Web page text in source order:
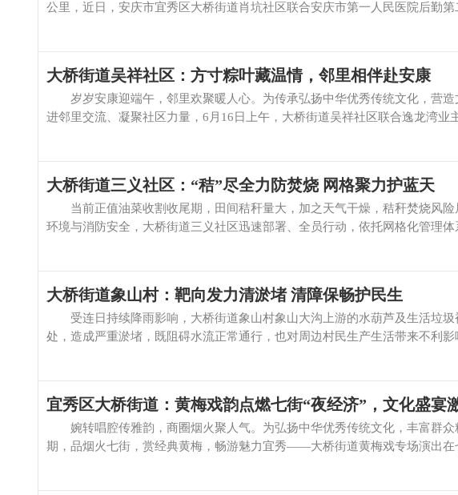
公里，近日，安庆市宜秀区大桥街道肖坑社区联合安庆市第一人民医院后勤
大桥街道吴祥社区：方寸粽叶藏温情，邻里相伴赴安康
岁岁安康迎端午，邻里欢聚暖人心。为传承弘扬中华优秀传统文化，营造
进邻里交流、凝聚社区力量，6月16日上午，大桥街道吴祥社区联合逸龙湾业
大桥街道三义社区：“秸”尽全力防焚烧 网格聚力护蓝天
当前正值油菜收割收尾期，田间秸秆量大，加之天气干燥，秸秆焚烧风险
环境与消防安全，大桥街道三义社区迅速部署、全员行动，依托网格化管理
大桥街道象山村：靶向发力清淤堵 清障保畅护民生
受连日持续降雨影响，大桥街道象山村象山大沟上游的水葫芦及生活垃圾
处，造成严重淤堵，既阻碍水流正常通行，也对周边村民生产生活带来不利
宜秀区大桥街道：黄梅戏韵点燃七街“夜经济”，文化盛宴
婉转唱腔传雅韵，商圈烟火聚人气。为弘扬中华优秀传统文化，丰富群众
期，品烟火七街，赏经典黄梅，畅游魅力宜秀——大桥街道黄梅戏专场演出在